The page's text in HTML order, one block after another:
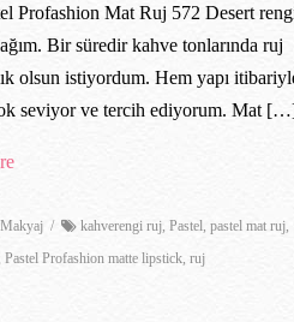
Profashion Mat Ruj 572 Desert
Bir süredir kahve tonlarında ruj
olsun istiyordum. Hem yapı
seviyor ve tercih ediyorum. Mat
Makyaj / kahverengi ruj,Pastel,pastel mat ruj,
Pastel Profashion matte lipstick,ruj